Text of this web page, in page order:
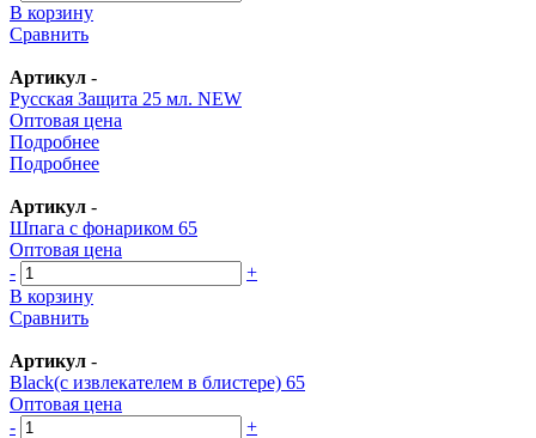
В корзину
Сравнить
Артикул -
Русская Защита 25 мл. NEW
Оптовая цена
Подробнее
Подробнее
Артикул -
Шпага с фонариком 65
Оптовая цена
-
+
В корзину
Сравнить
Артикул -
Black(с извлекателем в блистере) 65
Оптовая цена
-
+